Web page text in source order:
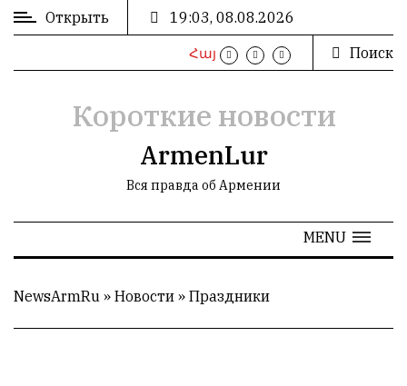
ВХОД
РЕГИСТРАЦИЯ
РЕКЛАМА
Открыть 19:03, 08.08.2026
Հայ Поиск
Короткие новости
ArmenLur
Вся правда об Армении
MENU
NewsArmRu » Новости » Праздники